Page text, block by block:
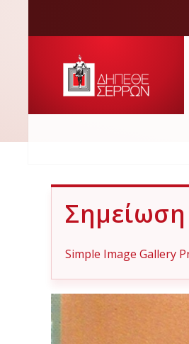
Σημείωση
Simple Image Gallery